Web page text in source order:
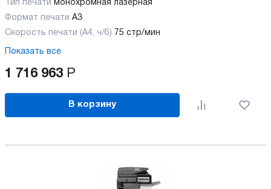
Тип печати монохромная лазерная
Формат печати A3
Скорость печати (А4, ч/б) 75 стр/мин
Показать все
1 716 963 Р
В корзину